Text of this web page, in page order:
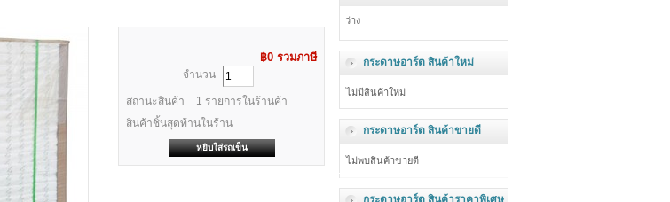
฿0รวมภาษี
จำนวน
สถานะสินค้า 1 รายการในร้านค้า
สินค้าชิ้นสุดท้านในร้าน
ว่าง
กระดาษอาร์ต สินค้าใหม่
ไม่มีสินค้าใหม่
กระดาษอาร์ต สินค้าขายดี
ไม่พบสินค้าขายดี
กระดาษอาร์ต สินค้าราคาพิเศษ